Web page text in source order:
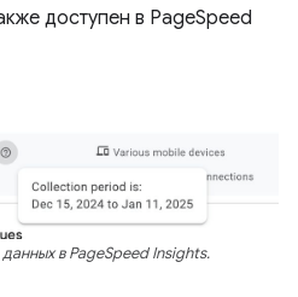
доступен в PageSpeed
в PageSpeed ​​Insights.